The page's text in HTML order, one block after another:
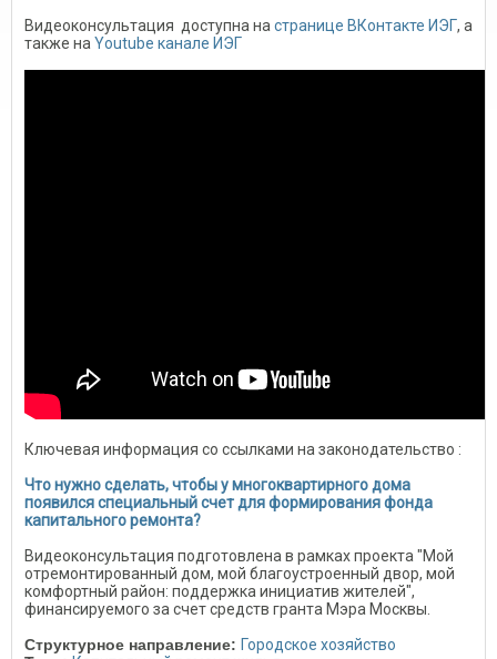
Видеоконсультация доступна на странице ВКонтакте ИЭГ, а
также на Youtube канале ИЭГ
Ключевая информация со ссылками на законодательство :
Что нужно сделать, чтобы у многоквартирного дома
появился специальный счет для формирования фонда
капитального ремонта?
Видеоконсультация подготовлена в рамках проекта "Мой
отремонтированный дом, мой благоустроенный двор, мой
комфортный район: поддержка инициатив жителей",
финансируемого за счет средств гранта Мэра Москвы.
Структурное направление: Городское хозяйство